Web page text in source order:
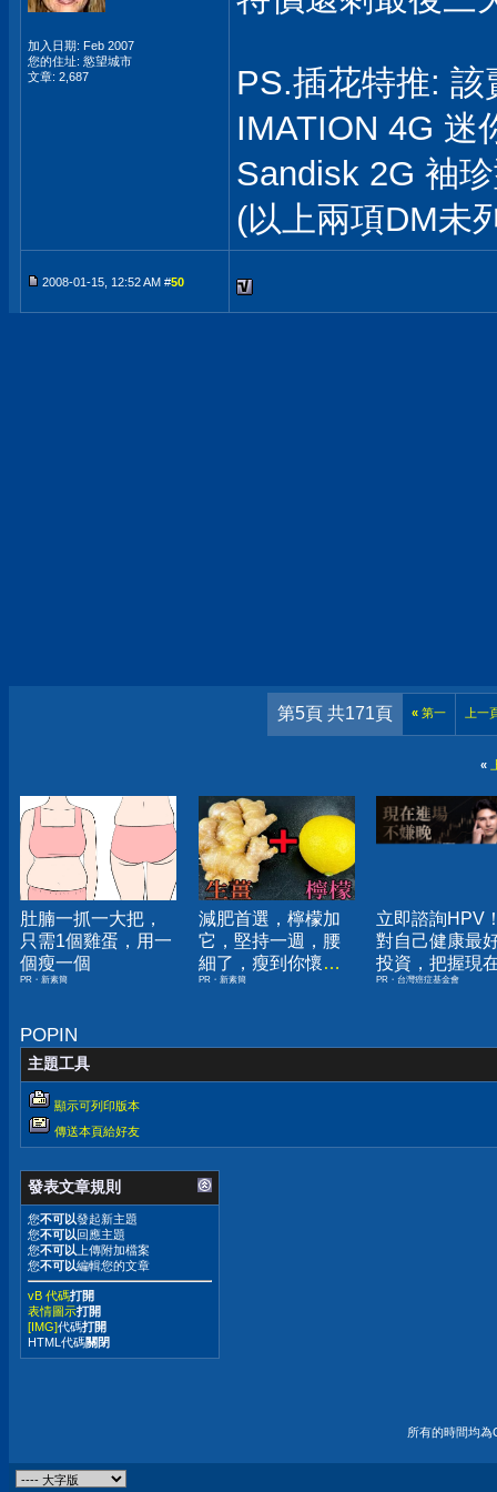
加入日期: Feb 2007
您的住址: 慾望城市
文章: 2,687
PS.插花特推:
IMATION 4G 迷
Sandisk 2G 袖
(以上兩項DM未
2008-01-15, 12:52 AM #50
第5頁 共171頁 «第一 上一
«
肚腩一抓一大把，
只需1個雞蛋，用一
個瘦一個
PR・新素簡
減肥首選，檸檬加
它，堅持一週，腰
細了，瘦到你懷疑
人生
PR・新素簡
立即諮詢HPV
對自己健康最
投資，把握現
嫌晚！
PR・台灣癌症基金會
POPIN
主題工具
顯示可列印版本
傳送本頁給好友
發表文章規則
您不可以發起新主題
您不可以回應主題
您不可以 上傳附加檔案
您不可以編輯您的文章
vB 代碼打開
表情圖示打開
[IMG]代碼打開
HTML代碼關閉
所有的時間均為